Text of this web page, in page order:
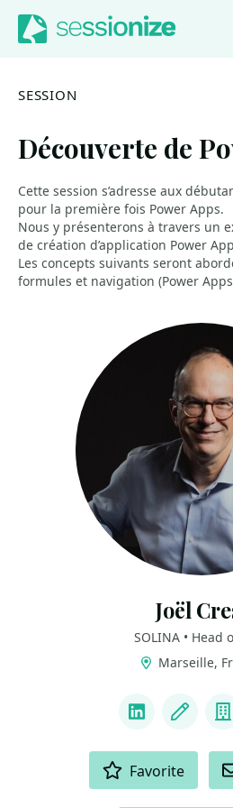
Jump to navigation
Jump to content
SESSION
Découverte de
Cette session s’adresse aux
pour la première fois Power Apps.
Nous y présenterons à travers un
de création d’application Power
Les concepts suivants seront
formules et navigation (Power
Joël
SOLINA • Head
Marseille,
LinkedInBlog
Favorite